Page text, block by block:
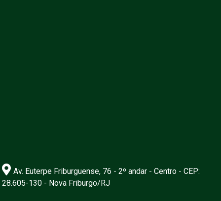
Av. Euterpe Friburguense, 76 - 2º andar - Centro - CEP:
28.605-130 - Nova Friburgo/RJ